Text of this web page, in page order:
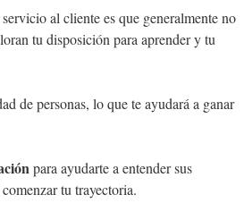
al cliente es que generalmente no
tu disposición para aprender y tu
de personas, lo que te ayudará a ganar
para ayudarte a entender sus
tu trayectoria.